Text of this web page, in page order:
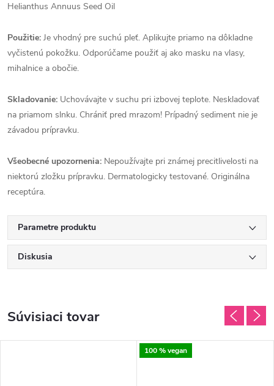
Helianthus Annuus Seed Oil
Použitie: Je vhodný pre suchú pleť. Aplikujte priamo na dôkladne
vyčistenú pokožku. Odporúčame použiť aj ako masku na vlasy,
mihalnice a obočie.
Skladovanie: Uchovávajte v suchu pri izbovej teplote. Neskladovať
na priamom slnku. Chrániť pred mrazom! Prípadný sediment nie je
závadou prípravku.
Všeobecné upozornenia: Nepoužívajte pri známej precitlivelosti na
niektorú zložku prípravku. Dermatologicky testované. Originálna
receptúra.
Parametre produktu
Diskusia
Súvisiaci tovar
100 % vegan